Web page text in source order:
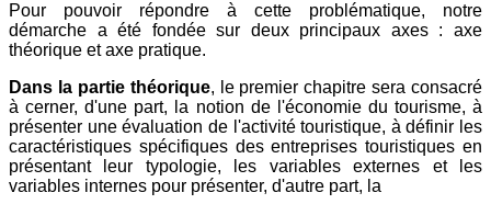
Pour pouvoir répondre à cette problématique, notre
démarche a été fondée sur deux principaux axes : axe
théorique et axe pratique.
Dans la partie théorique, le premier chapitre sera consacré
à cerner, d'une part, la notion de l'économie du tourisme, à
présenter une évaluation de l'activité touristique, à définir les
caractéristiques spécifiques des entreprises touristiques en
présentant leur typologie, les variables externes et les
variables internes pour présenter, d'autre part, la